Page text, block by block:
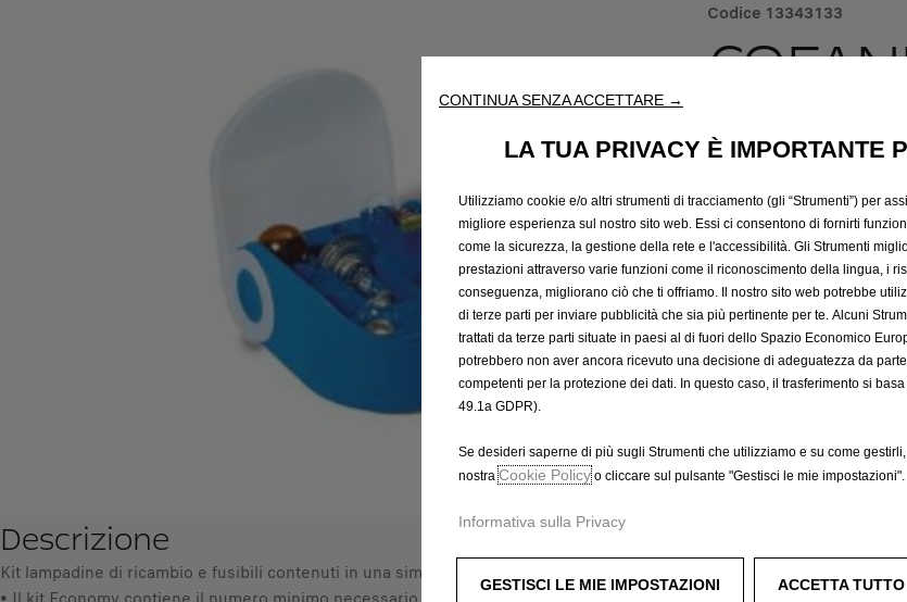
Codice 13343133
13,22 €
r
i
c
e
i
s
1
3
2
€
A
i
IVA inclusa/
-
+
Q
u
a
n
t
i
u
p
t
e
Compra ora, paga dopo
Descrizione
Kit lampadine di ricambio e fusibili contenuti in una simpatica valigetta da trasporto.
CONTINUA SENZA ACCETTARE →
LA TUA PRIVACY È IMPORTANTE
Utilizziamo cookie e/o altri strumenti di tracciamento (gli “Strumenti”) per
migliore esperienza sul nostro sito web. Essi ci consentono di fornirti
come la sicurezza, la gestione della rete e l'accessibilità. Gli Strumenti
prestazioni attraverso varie funzioni come il riconoscimento della lingua, i
conseguenza, migliorano ciò che ti offriamo. Il nostro sito web potrebbe
di terze parti per inviare pubblicità che sia più pertinente per te. Alcuni
trattati da terze parti situate in paesi al di fuori dello Spazio Economico
potrebbero non aver ancora ricevuto una decisione di adeguatezza da
competenti per la protezione dei dati. In questo caso, il trasferimento si
49.1a GDPR).
Se desideri saperne di più sugli Strumenti che utilizziamo e su come
nostraCookie Policyo cliccare sul pulsante "Gestisci le mie impostazioni".
Informativa sulla Privacy
GESTISCI LE MIE IMPOSTAZIONI ACCETTA TUTTO